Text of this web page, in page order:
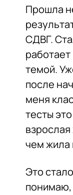
Прошла
СДВГ.
темой.
после
меня
тесты
чем жила
Это
понимаю,